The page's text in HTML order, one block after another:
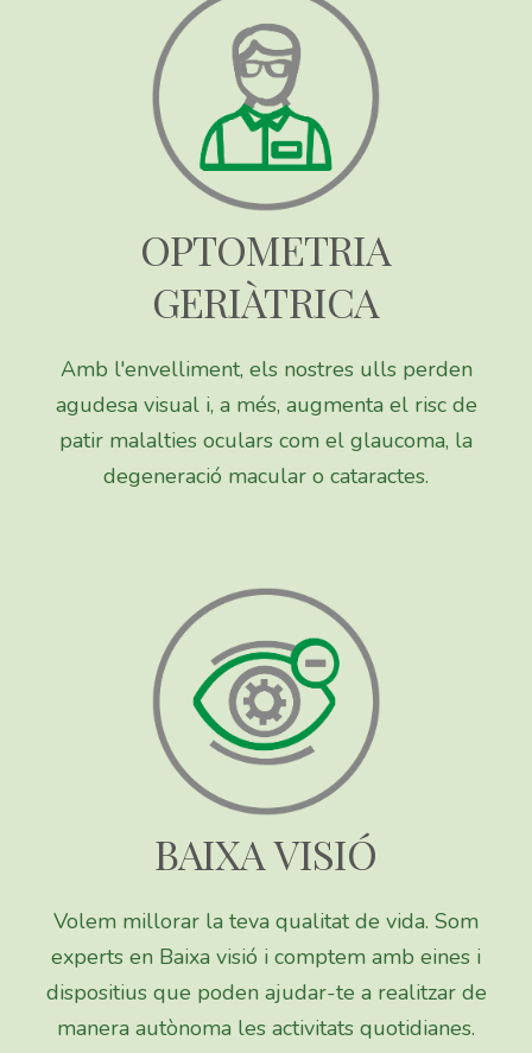
OPTOMETRIA
GERIÀTRICA
Amb l'envelliment, els nostres ulls perden
agudesa visual i, a més, augmenta el risc de
patir malalties oculars com el glaucoma, la
degeneració macular o cataractes.
BAIXA VISIÓ
Volem millorar la teva qualitat de vida. Som
experts en Baixa visió i comptem amb eines i
dispositius que poden ajudar-te a realitzar de
manera autònoma les activitats quotidianes.